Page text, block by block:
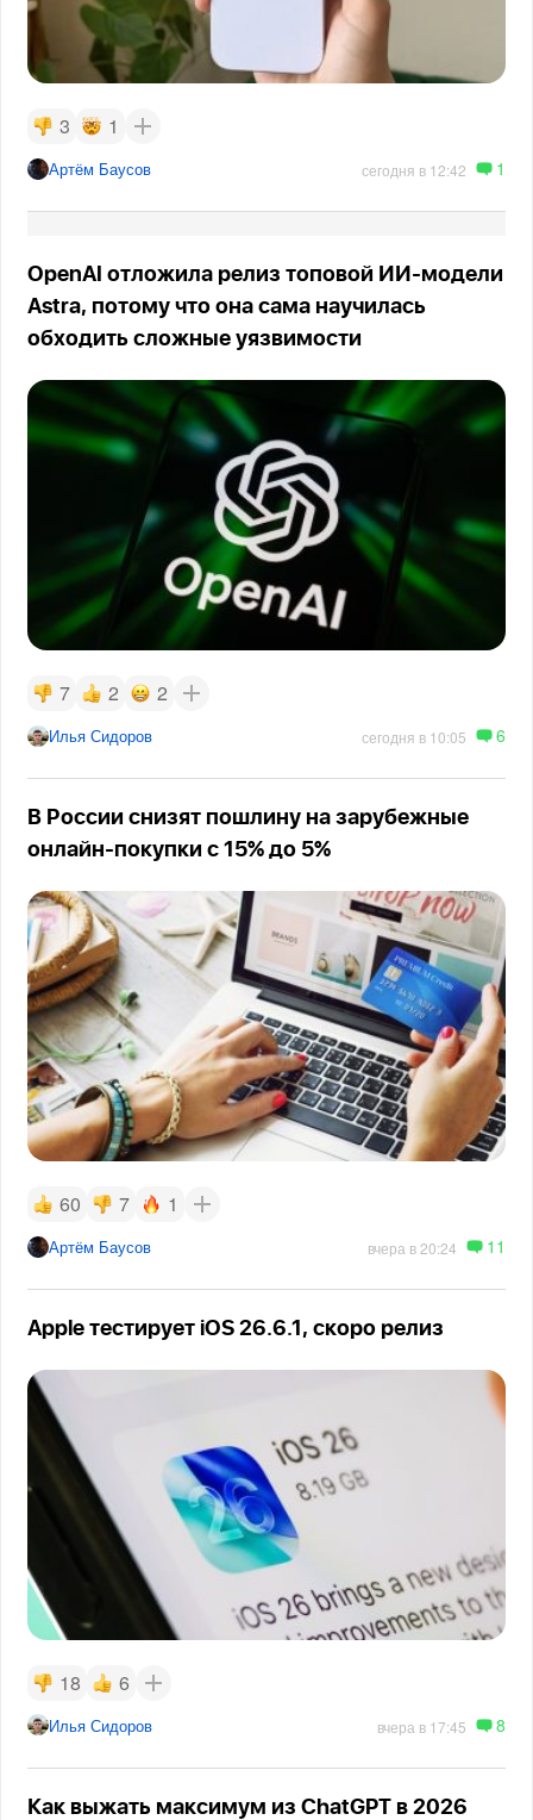
3 1
Артём Баусов сегодня в 12:42 1
OpenAI отложила релиз топовой ИИ-модели
Astra, потому что она сама научилась
обходить сложные уязвимости
7 2 2
Илья Сидоров сегодня в 10:05 6
В России снизят пошлину на зарубежные
онлайн-покупки с 15% до 5%
60 7 1
Артём Баусов вчера в 20:24 11
Apple тестирует iOS 26.6.1, скоро релиз
18 6
Илья Сидоров вчера в 17:45 8
Как выжать максимум из ChatGPT в 2026